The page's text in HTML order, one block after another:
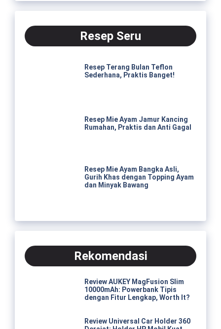
Resep Seru
Resep Terang Bulan Teflon
Sederhana, Praktis Banget!
Resep Mie Ayam Jamur Kancing
Rumahan, Praktis dan Anti Gagal
Resep Mie Ayam Bangka Asli,
Gurih Khas dengan Topping Ayam
dan Minyak Bawang
Rekomendasi
Review AUKEY MagFusion Slim
10000mAh: Powerbank Tipis
dengan Fitur Lengkap, Worth It?
Review Universal Car Holder 360